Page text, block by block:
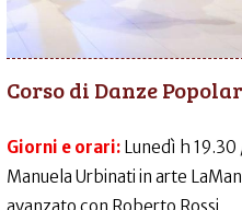
Corso di Danze
Giorni e orari: Lunedì h
Manuela Urbinati in arte
avanzato con Roberto Rossi